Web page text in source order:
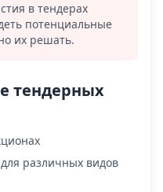
в тендерах
потенциальные
их решать.
тендерных
различных видов